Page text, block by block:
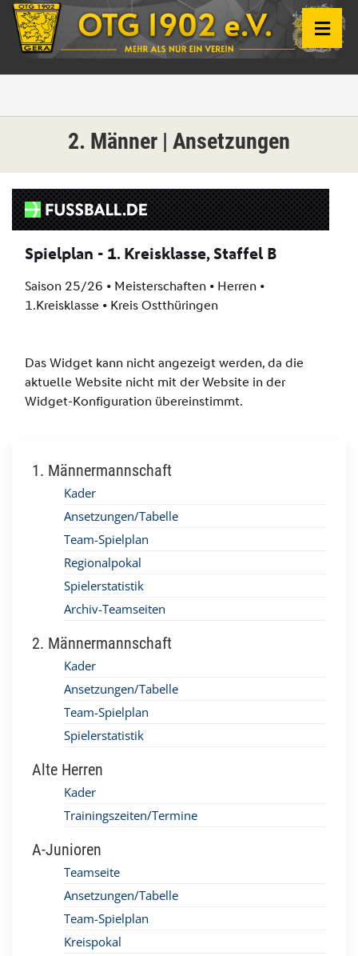
2. Männer | Ansetzungen
1. Männermannschaft
Kader
Ansetzungen/Tabelle
Team-Spielplan
Regionalpokal
Spielerstatistik
Archiv-Teamseiten
2. Männermannschaft
Kader
Ansetzungen/Tabelle
Team-Spielplan
Spielerstatistik
Alte Herren
Kader
Trainingszeiten/Termine
A-Junioren
Teamseite
Ansetzungen/Tabelle
Team-Spielplan
Kreispokal